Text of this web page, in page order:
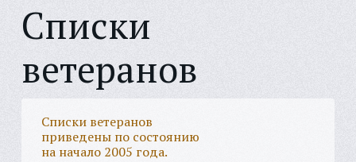
Списки
ветеранов
Списки ветеранов
приведены по состоянию
на начало 2005 года.